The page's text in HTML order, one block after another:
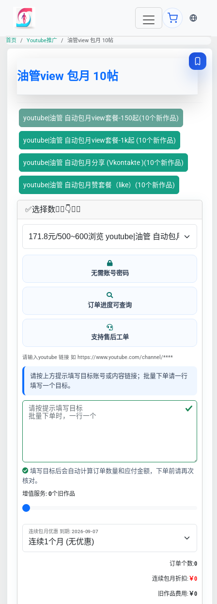
当前语
首页 Youtube推广 油管view 包月 10帖
油管view 包月 10帖
youtube|油管 自动包月view套餐-150起(10个新作品)
youtube|油管 自动包月view套餐-1k起 (10个新作品)
youtube|油管 自动包月分享 (Vkontakte )(10个新作品)
youtube|油管 自动包月赞套餐（like）(10个新作品)
✅​选择数👇🏻​​👇👇🏻​​
无需账号密码
订单进度可查询
支持售后工单
请输入youtube 链接 如 https://www.youtube.com/channel/****
请按上方提示填写目标账号或内容链接；批量下单请一行
填写一个目标。
填写目标后会自动计算订单数量和应付金额，下单前请再次
核对。
增值服务: 0个旧作品
连续包月优惠 到期: 2026-09-07
订单个数:0
连续包月折扣: ￥0
旧作品费用: ￥0